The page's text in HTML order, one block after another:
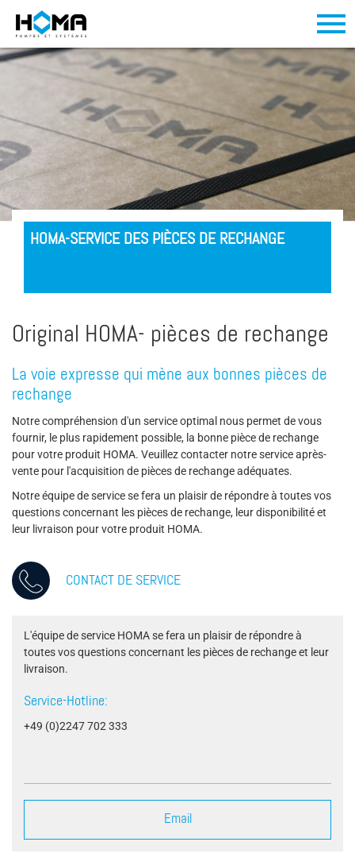
HOMA-SERVICE DES PIÈCES DE RECHANGE
Original HOMA- pièces de rechange
La voie expresse qui mène aux bonnes pièces de
rechange
Notre compréhension d'un service optimal nous permet de vous
fournir, le plus rapidement possible, la bonne pièce de rechange
pour votre produit HOMA. Veuillez contacter notre service après-
vente pour l'acquisition de pièces de rechange adéquates.
Notre équipe de service se fera un plaisir de répondre à toutes vos
questions concernant les pièces de rechange, leur disponibilité et
leur livraison pour votre produit HOMA.
CONTACT DE SERVICE
L'équipe de service HOMA se fera un plaisir de répondre à
toutes vos questions concernant les pièces de rechange et leur
livraison.
Service-Hotline:
+49 (0)2247 702 333
Email